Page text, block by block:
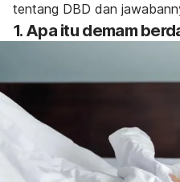
tentang DBD dan
1. Apa itu demam